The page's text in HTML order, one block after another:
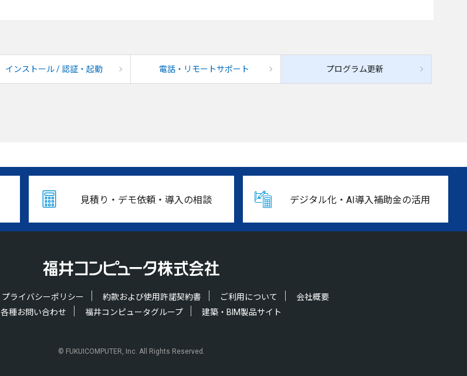
インストール / 認証・起動 電話・リモートサポート プログラム更新
見積り・デモ依頼・導入の相談 デジタル化・AI導入補助金の活用
プライバシーポリシー 約款および使用許諾契約書 ご利用について
会社概要
各種お問い合わせ
福井コンピュータグループ 建築・BIM製品サイト
© FUKUICOMPUTER, Inc. All Rights Reserved.